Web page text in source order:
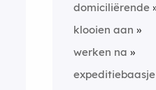
domiciliërende
klooien aan
werken na
expeditiebaasje